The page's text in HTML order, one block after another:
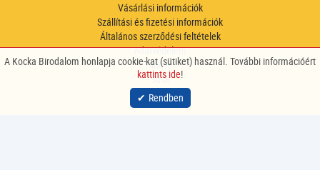
Vásárlási információk
Szállítási és fizetési információk
Általános szerződési feltételek
Adatvédelem
Hírlevél
Sütik
site bynitestyle
A Kocka Birodalom honlapja cookie-kat (sütiket) használ. További információért
kattints ide!
Rendben